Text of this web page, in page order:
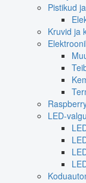
Pistikud
Kruvid ja
LED-